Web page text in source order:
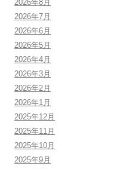
2026年8月
2026年7月
2026年6月
2026年5月
2026年4月
2026年3月
2026年2月
2026年1月
2025年12月
2025年11月
2025年10月
2025年9月